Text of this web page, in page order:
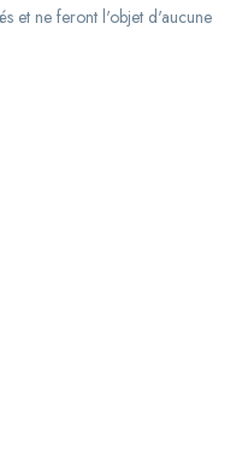
et ne feront l'objet d'aucune